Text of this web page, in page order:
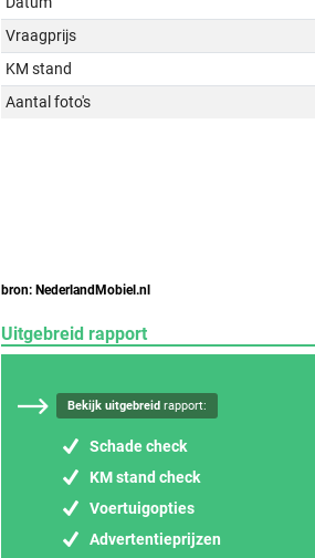
Vraagprijs
KM stand
Aantal foto's
bron: NederlandMobiel.nl
Uitgebreid rapport
Bekijk uitgebreid rapport:
Schade check
KM stand check
Voertuigopties
Advertentieprijzen